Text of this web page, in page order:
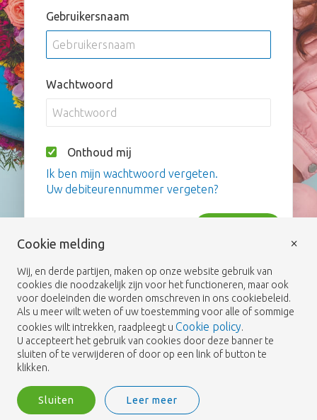
Gebruikersnaam
Wachtwoord
Onthoud mij
Ik ben mijn wachtwoord vergeten.
Uw debiteurennummer vergeten?
Cookie melding
Wij, en derde partijen, maken op onze website gebruik van
cookies die noodzakelijk zijn voor het functioneren, maar ook
voor doeleinden die worden omschreven in ons cookiebeleid.
Als u meer wilt weten of uw toestemming voor alle of sommige
cookies wilt intrekken, raadpleegt u Cookie policy.
U accepteert het gebruik van cookies door deze banner te
sluiten of te verwijderen of door op een link of button te
klikken.
Sluiten Leer meer
×